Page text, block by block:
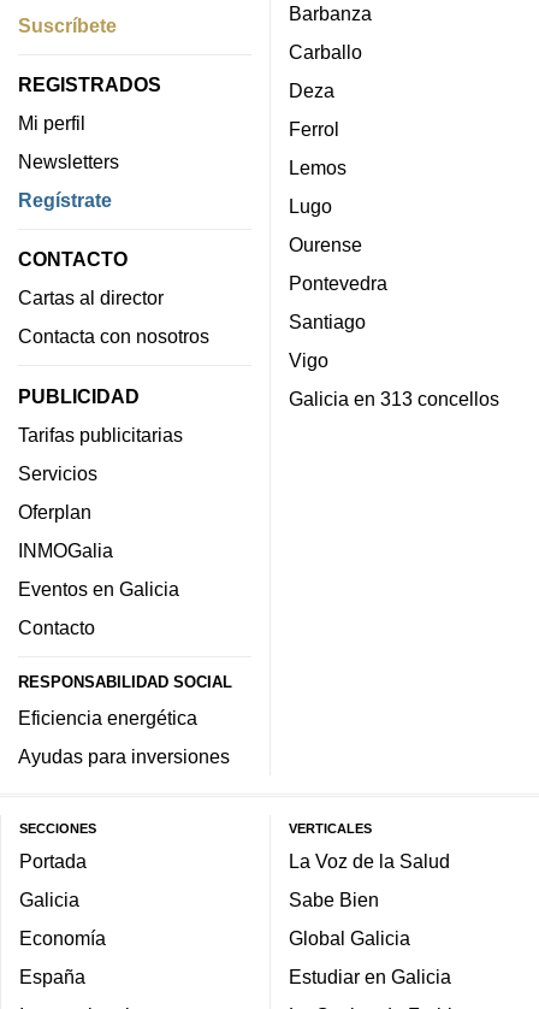
Suscríbete
REGISTRADOS
Mi perfil
Newsletters
Regístrate
CONTACTO
Cartas al director
Contacta con nosotros
PUBLICIDAD
Tarifas publicitarias
Servicios
Oferplan
INMOGalia
Eventos en Galicia
Contacto
RESPONSABILIDAD SOCIAL
Eficiencia energética
Ayudas para inversiones
Barbanza
Carballo
Deza
Ferrol
Lemos
Lugo
Ourense
Pontevedra
Santiago
Vigo
Galicia en 313 concellos
SECCIONES
Portada
Galicia
Economía
España
VERTICALES
La Voz de la Salud
Sabe Bien
Global Galicia
Estudiar en Galicia